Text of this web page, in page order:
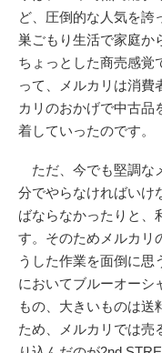
ど、圧倒的な人気を誇
巣ごもり生活で家庭か
ちょっとした商売感覚
って、メルカリは消費
カリのおかげで中古品
着していったのです。
ただ、今でも堅調な
分でやらなければいけ
ばならなかったりと、
す。そのためメルカリ
うした作業を面倒に思
においてブルーオーシ
もの、大きいものは送
ため、メルカリでは売